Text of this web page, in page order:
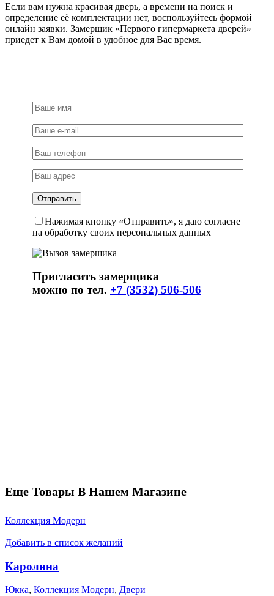
Если вам нужна красивая дверь, а времени на поиск и
определение её комплектации нет, воспользуйтесь формой
онлайн заявки. Замерщик «Первого гипермаркета дверей»
приедет к Вам домой в удобное для Вас время.
Нажимая кнопку «Отправить», я даю согласие
на обработку своих персональных данных
Пригласить замерщика
можно по тел. +7 (3532) 506-506
Еще Товары В Нашем Магазине
Коллекция Модерн
Добавить в список желаний
Каролина
Юкка, Коллекция Модерн, Двери